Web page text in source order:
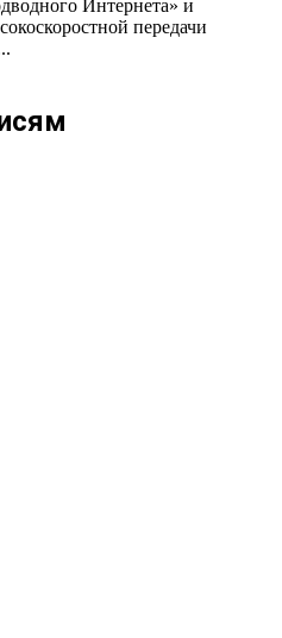
Интернета» и
передачи